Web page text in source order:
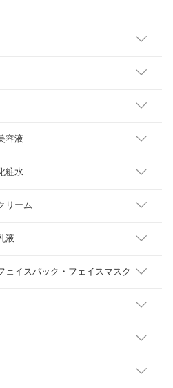
容液
粧水
リーム
液
ェイスパック・フェイスマスク